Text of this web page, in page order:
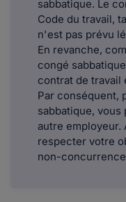
sabbatique. Le
Code du travail,
n'est pas prévu
En revanche,
congé
contrat de travail
Par conséquent,
sabbatique,
autre employeur.
respecter votre
non-